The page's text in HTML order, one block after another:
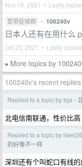
Nov 16, 2021 • Lastly
宽带症候群 • 100240v
日本人还有在用什么
Oct 23, 2021 • Lastly
» More topics by
100240v's recent replies
Replied to a topic by tsja ›
北电信南联通，性价比高
Replied to a topic by
的好像不一样
深圳还有个叫蛇口有线